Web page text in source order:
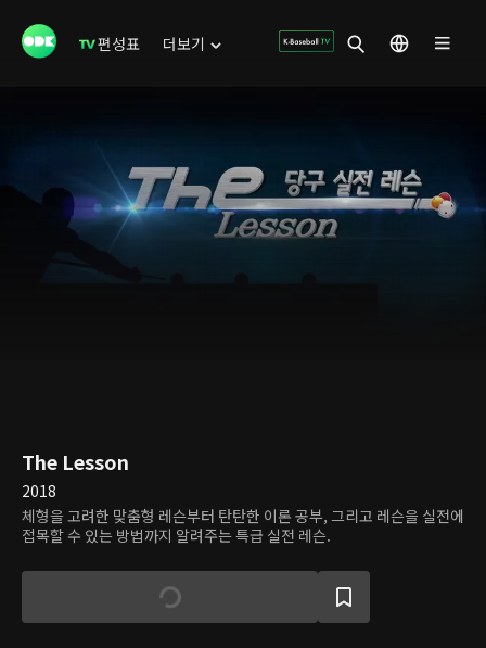
편성표 더보기
The Lesson
2018
체형을 고려한 맞춤형 레슨부터 탄탄한 이론 공부, 그리고 레슨을 실전에
접목할 수 있는 방법까지 알려주는 특급 실전 레슨.